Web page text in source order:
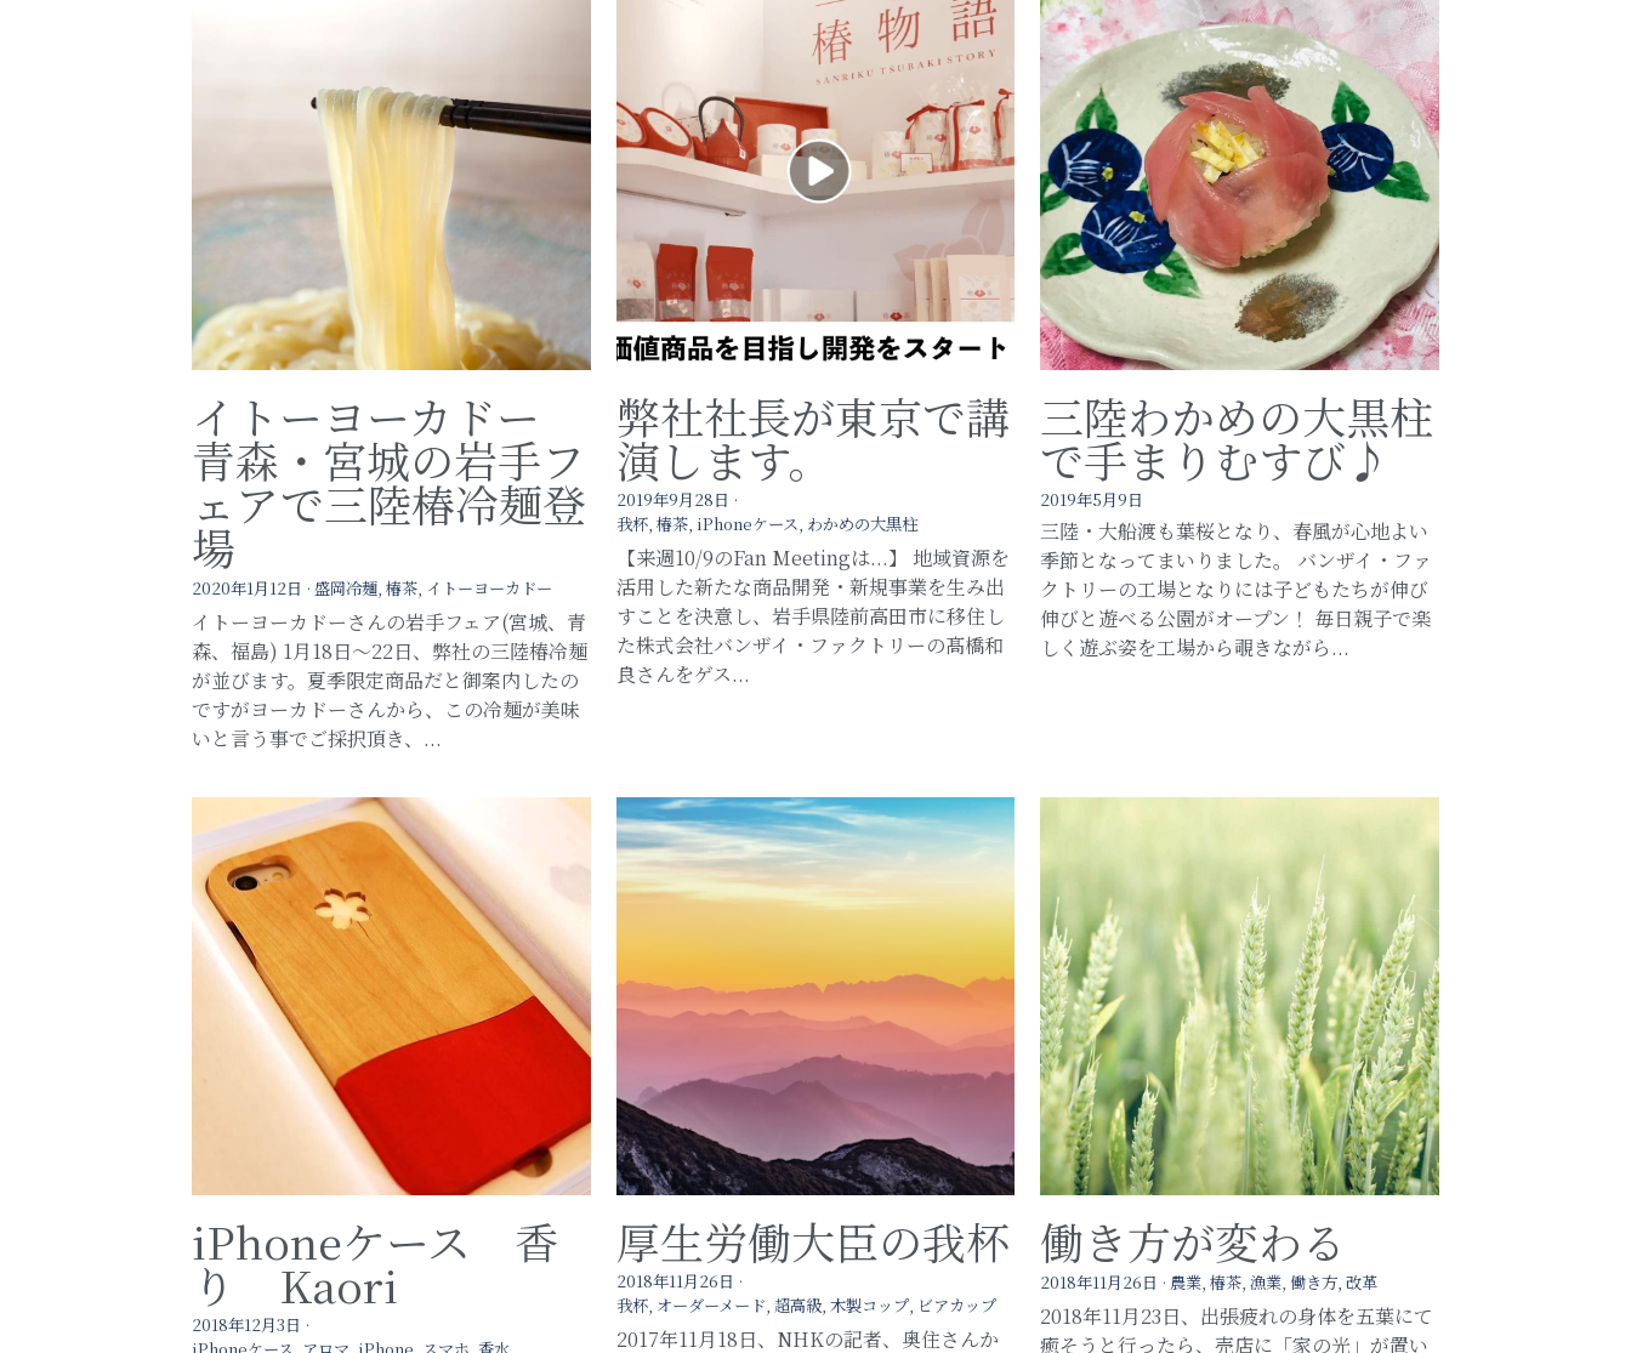
イトーヨーカドー
青森・宮城の岩手フ
ェアで三陸椿冷麺登
場
2020年1月12日 ·盛岡冷麺, 椿茶, イトーヨーカドー
イトーヨーカドーさんの岩手フェア(宮城、青
森、福島) 1月18日〜22日、弊社の三陸椿冷麺
が並びます。夏季限定商品だと御案内したの
ですがヨーカドーさんから、この冷麺が美味
いと言う事でご採択頂き、...
弊社社長が東京で講
演します。
2019年9月28日 ·
我杯, 椿茶, iPhoneケース, わかめの大黒柱
【来週10/9のFan Meetingは...】 地域資源を
活用した新たな商品開発・新規事業を生み出
すことを決意し、岩手県陸前高田市に移住し
た株式会社バンザイ・ファクトリーの髙橋和
良さんをゲス...
三陸わかめの大黒柱
で手まりむすび♪
2019年5月9日
三陸・大船渡も葉桜となり、春風が心地よい
季節となってまいりました。 バンザイ・ファ
クトリーの工場となりには子どもたちが伸び
伸びと遊べる公園がオープン！ 毎日親子で楽
しく遊ぶ姿を工場から覗きながら...
iPhoneケース 香
り Kaori
2018年12月3日 ·
厚生労働大臣の我杯
2018年11月26日 ·
我杯, オーダーメード, 超高級, 木製コップ, ビアカップ
2017年11月18日、NHKの記者、奥住さんか
働き方が変わる
2018年11月26日 · 農業, 椿茶, 漁業, 働き方, 改革
2018年11月23日、出張疲れの身体を五葉にて
癒そうと行ったら、売店に「家の光」が置い